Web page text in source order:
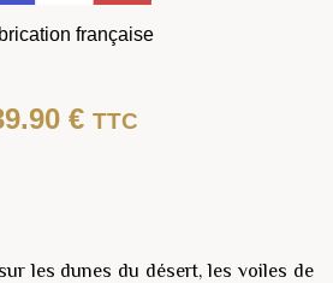
française
€ TTC
les dunes du désert, les voiles de